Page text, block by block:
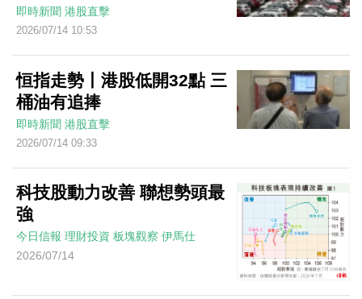
即時新聞 港股直擊
2026/07/14 10:53
恒指走勢丨港股低開32點 三
桶油有追捧
即時新聞 港股直擊
2026/07/14 09:33
科技股動力改善 聯想勢頭最
強
今日信報 理財投資 板塊觀察 伊馬仕
2026/07/14